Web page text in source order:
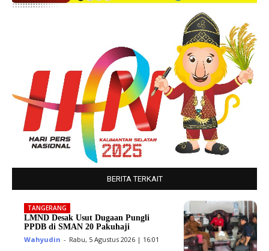
BERITA TERKAIT
TANGERANG
LMND Desak Usut Dugaan Pungli
PPDB di SMAN 20 Pakuhaji
Wahyudin - Rabu, 5 Agustus 2026 | 16:01